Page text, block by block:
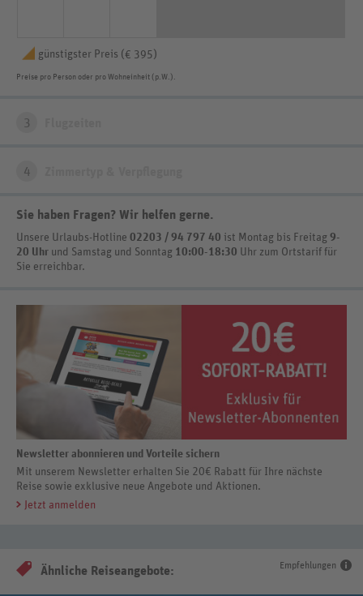
günstigster Preis (€ 395)
Preise pro Person oder pro Wohneinheit (p.W.).
3
4
Sie haben Fragen? Wir helfen gerne.
Unsere Urlaubs-Hotline 02203 / 94 797 40 ist Montag bis Freitag 9-
20 Uhr und Samstag und Sonntag 10:00-18:30 Uhr zum Ortstarif für
Sie erreichbar.
Newsletter abonnieren und Vorteile sichern
Mit unserem Newsletter erhalten Sie 20€ Rabatt für Ihre nächste
Reise sowie exklusive neue Angebote und Aktionen.
Jetzt anmelden
Empfehlungen
Ähnliche Reiseangebote: